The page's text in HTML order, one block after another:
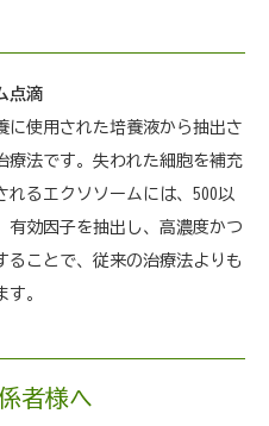
点滴
に使用された培養液から抽出さ
療法です。失われた細胞を補充
るエクソソームには、500以
有効因子を抽出し、高濃度かつ
ることで、従来の治療法よりも
。
者様へ